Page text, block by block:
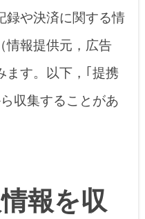
録や決済に関する情
情報提供元，広告
ます。以下，｢提携
収集することがあ
報を収